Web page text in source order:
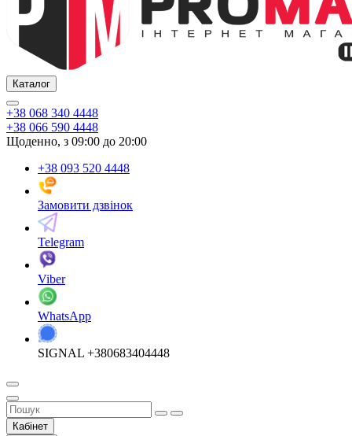
Каталог
+38 068 340 4448
+38 066 590 4448
Щоденно, з 09:00 до 20:00
+38 093 520 4448
Замовити дзвінок
Telegram
Viber
WhatsApp
SIGNAL +380683404448
Кабінет